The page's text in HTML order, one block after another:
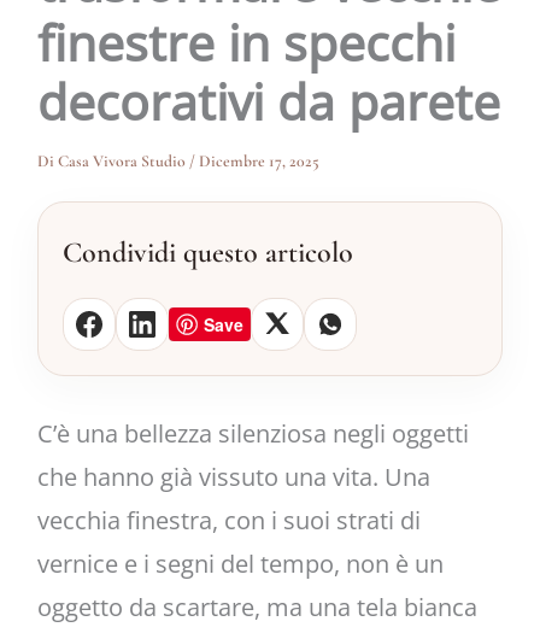
finestre in specchi
decorativi da parete
Di Casa Vivora Studio/ Dicembre 17, 2025
Condividi questo articolo
Save
C’è una bellezza silenziosa negli oggetti
che hanno già vissuto una vita. Una
vecchia finestra, con i suoi strati di
vernice e i segni del tempo, non è un
oggetto da scartare, ma una tela bianca